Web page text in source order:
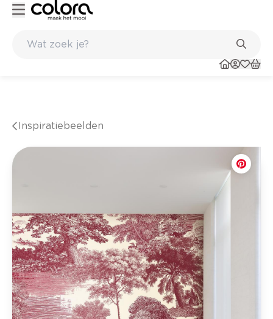
Inspiratiebeelden